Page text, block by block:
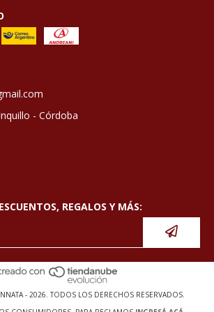
- Córdoba
REGALOS Y MÁS:
- 2026. TODOS LOS DERECHOS RESERVADOS.